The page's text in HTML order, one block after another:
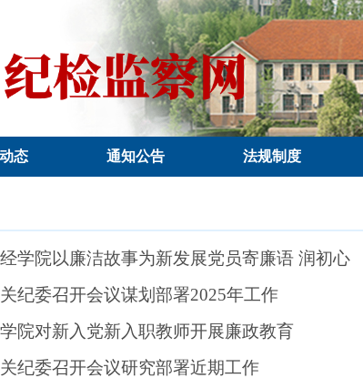
态 通知公告 法规制度
学院以廉洁故事为新发展党员寄廉语 润初心
纪委召开会议谋划部署2025年工作
院对新入党新入职教师开展廉政教育
纪委召开会议研究部署近期工作